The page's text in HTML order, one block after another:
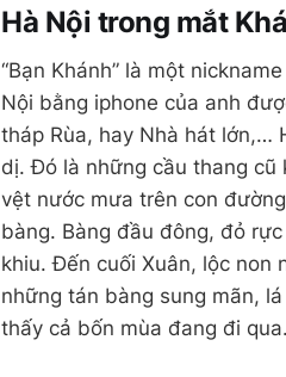
Hà Nội trong mắt
“Bạn Khánh” là một
Nội bằng iphone của anh
tháp Rùa, hay Nhà hát lớn,…
dị. Đó là những cầu thang cũ
vệt nước mưa trên con
bàng. Bàng đầu đông, đỏ
khiu. Đến cuối Xuân, lộc non
những tán bàng sung mãn,
thấy cả bốn mùa đang đi qua.